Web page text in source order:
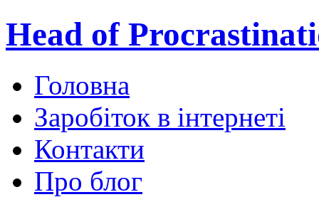
Head of
Головна
Заробіток в інтернеті
Контакти
Про блог